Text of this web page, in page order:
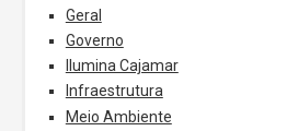
Geral
Governo
Ilumina Cajamar
Infraestrutura
Meio Ambiente